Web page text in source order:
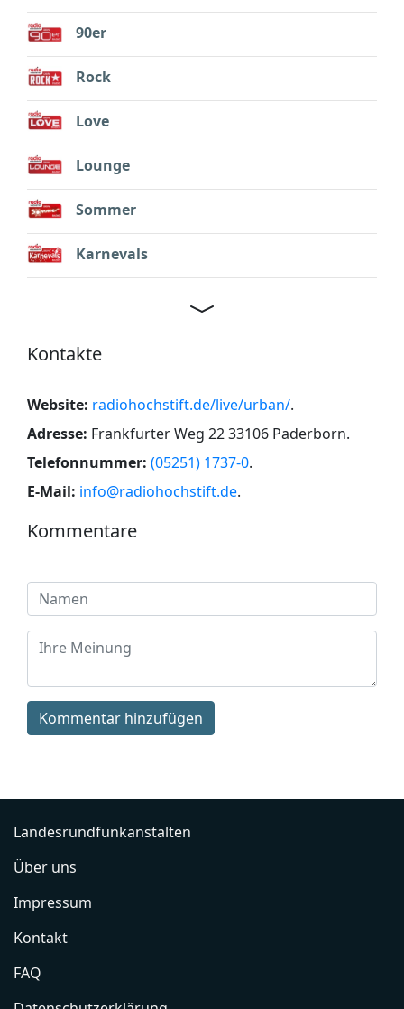
90er
Rock
Love
Lounge
Sommer
Karnevals
Kontakte
Website: radiohochstift.de/live/urban/.
Adresse: Frankfurter Weg 22 33106 Paderborn.
Telefonnummer: (05251) 1737-0.
E-Mail: info@radiohochstift.de.
Kommentare
Kommentar hinzufügen
Landesrundfunkanstalten
Über uns
Impressum
Kontakt
FAQ